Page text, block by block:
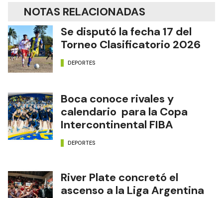
NOTAS RELACIONADAS
Se disputó la fecha 17 del
Torneo Clasificatorio 2026
DEPORTES
Boca conoce rivales y
calendario para la Copa
Intercontinental FIBA
DEPORTES
River Plate concretó el
ascenso a la Liga Argentina